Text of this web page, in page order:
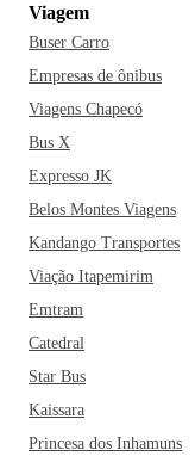
Viagem
Buser Carro
Empresas de ônibus
Viagens Chapecó
Bus X
Expresso JK
Belos Montes Viagens
Kandango Transportes
Viação Itapemirim
Emtram
Catedral
Star Bus
Kaissara
Princesa dos Inhamuns